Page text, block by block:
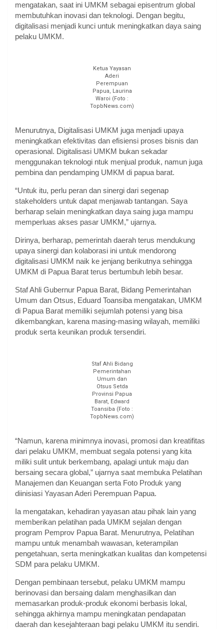
mengatakan, saat ini UMKM sebagai episentrum global
membutuhkan inovasi dan teknologi. Dengan begitu,
digitalisasi menjadi kunci untuk meningkatkan daya saing
pelaku UMKM.
Ketua Yayasan
Aderi
Perempuan
Papua, Laurina
Waroi (Foto :
TopbNews.com)
Menurutnya, Digitalisasi UMKM juga menjadi upaya
meningkatkan efektivitas dan efisiensi proses bisnis dan
operasional. Digitalisasi UMKM bukan sekadar
menggunakan teknologi ntuk menjual produk, namun juga
pembina dan pendamping UMKM di papua barat.
“Untuk itu, perlu peran dan sinergi dari segenap
stakeholders untuk dapat menjawab tantangan. Saya
berharap selain meningkatkan daya saing juga mampu
memperluas akses pasar UMKM,” ujarnya.
Dirinya, berharap, pemerintah daerah terus mendukung
upaya sinergi dan kolaborasi ini untuk mendorong
digitalisasi UMKM naik ke jenjang berikutnya sehingga
UMKM di Papua Barat terus bertumbuh lebih besar.
Staf Ahli Gubernur Papua Barat, Bidang Pemerintahan
Umum dan Otsus, Eduard Toansiba mengatakan, UMKM
di Papua Barat memiliki sejumlah potensi yang bisa
dikembangkan, karena masing-masing wilayah, memiliki
produk serta keunikan produk tersendiri.
Staf Ahli Bidang
Pemerintahan
Umum dan
Otsus Setda
Provinsi Papua
Barat, Edward
Toansiba (Foto :
TopbNews.com)
“Namun, karena minimnya inovasi, promosi dan kreatifitas
dari pelaku UMKM, membuat segala potensi yang kita
miliki sulit untuk berkembang, apalagi untuk maju dan
bersaing secara global,” ujarnya saat membuka Pelatihan
Manajemen dan Keuangan serta Foto Produk yang
diinisiasi Yayasan Aderi Perempuan Papua.
Ia mengatakan, kehadiran yayasan atau pihak lain yang
memberikan pelatihan pada UMKM sejalan dengan
program Pemprov Papua Barat. Menurutnya, Pelatihan
mampu untuk menambah wawasan, keterampilan
pengetahuan, serta meningkatkan kualitas dan kompetensi
SDM para pelaku UMKM.
Dengan pembinaan tersebut, pelaku UMKM mampu
berinovasi dan bersaing dalam menghasilkan dan
memasarkan produk-produk ekonomi berbasis lokal,
sehingga akhirnya mampu meningkatan pendapatan
daerah dan kesejahteraan bagi pelaku UMKM itu sendiri.